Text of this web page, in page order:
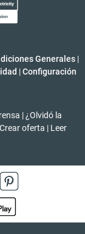
Generales |
| Configuración
| ¿Olvidó la
Crear oferta | Leer